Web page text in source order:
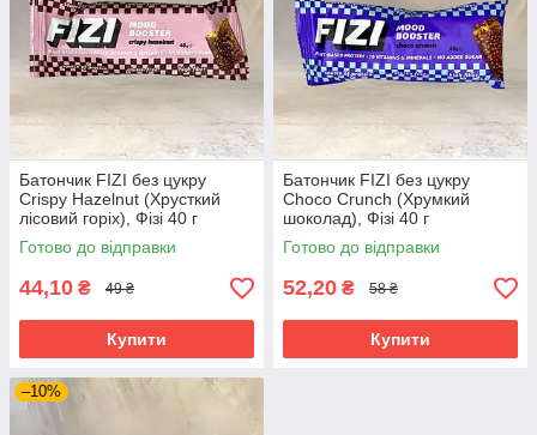
Батончик FIZI без цукру
Crispy Hazelnut (Хрусткий
лісовий горіх), Фізі 40 г
Готово до відправки
44,10 ₴ 49 ₴
Купити
Батончик FIZI без цукру
Choco Crunch (Хрумкий
шоколад), Фізі 40 г
Готово до відправки
52,20 ₴ 58 ₴
Купити
–10%